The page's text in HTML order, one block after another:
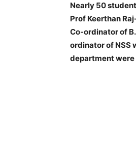
Nearly 50
Prof Keerthan
Co-ordinator of
ordinator of NSS
department were